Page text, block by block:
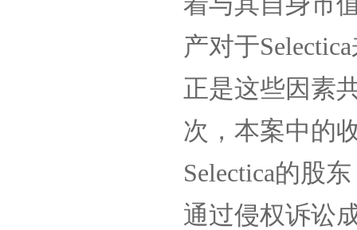
产对于Selectica
正是这些因素
次，本案中的
Selectica的股
通过侵权诉讼